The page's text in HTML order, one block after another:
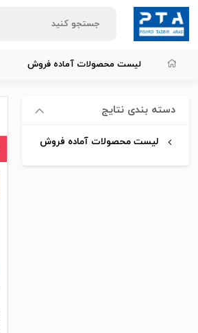
لیست محصولات آماده فروش
دسته بندی نتایج
لیست محصولات آماده فروش